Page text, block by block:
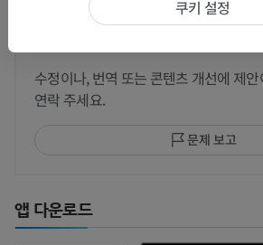
수정이나, 번역 또는 콘텐츠 개선에 제
연락 주세요.
문제 보고
앱 다운로드
쿠키 설정